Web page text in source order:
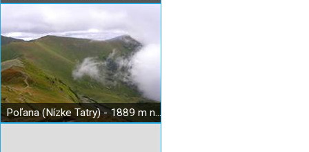
Poľana (Nízke Tatry) - 1889 m n. m.